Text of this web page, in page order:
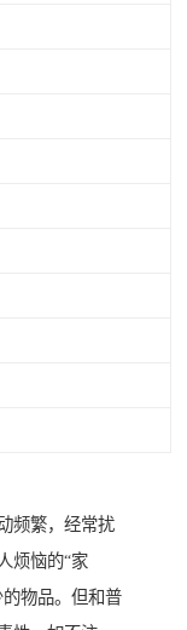
频繁，经常扰
烦恼的“家
物品。但和普